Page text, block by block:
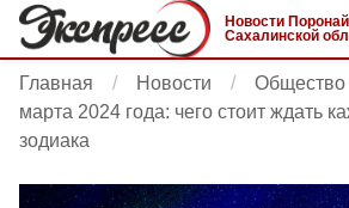
Новости
Сахалинской
Главная Новости Общество
марта 2024 года: чего стоит ждать
зодиака